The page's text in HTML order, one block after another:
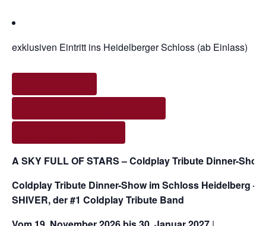
exklusiven Eintritt ins Heidelberger Schloss (ab Einlass)
A SKY FULL OF STARS – Coldplay Tribute Dinner-Show
Coldplay Tribute Dinner-Show im Schloss Heidelberg –
SHIVER, der #1 Coldplay Tribute Band